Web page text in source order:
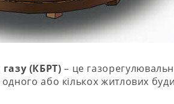
(КБРТ) – це
або кількох житлових